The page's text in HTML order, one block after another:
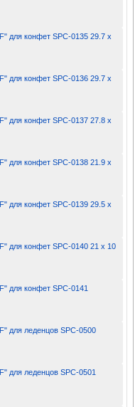
для конфет SPC-0135 29.7 x
для конфет SPC-0136 29.7 x
для конфет SPC-0137 27.8 x
для конфет SPC-0138 21.9 x
для конфет SPC-0139 29.5 x
для конфет SPC-0140 21 х 10
для конфет SPC-0141
для леденцов SPC-0500
для леденцов SPC-0501